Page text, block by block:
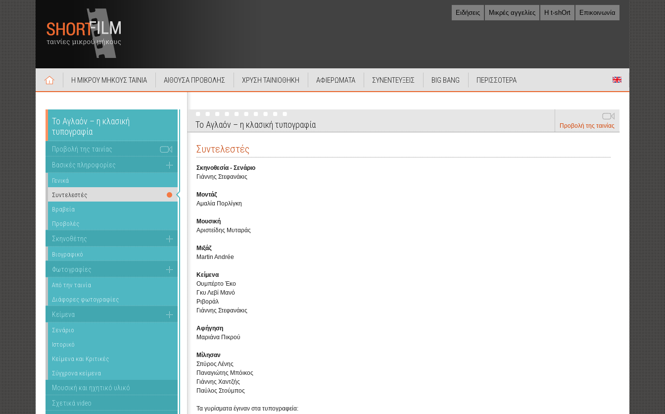
Ειδήσεις Μικρές αγγελίες Η t-shOrt Επικοινωνία
Η ΜΙΚΡΟΥ ΜΗΚΟΥΣ ΤΑΙΝΙΑ ΑΙΘΟΥΣΑ ΠΡΟΒΟΛΗΣ ΧΡΥΣΗ ΤΑΙΝΙΟΘΗΚΗ ΑΦΙΕΡΩΜΑΤΑ ΣΥΝΕΝΤΕΥΞΕΙΣ BIG BANG ΠΕΡΙΣΣΟΤΕΡΑ
Το Αγλαόν – η κλασική
τυπογραφία
Προβολή της ταινίας
Βασικές πληροφορίες
Γενικά
Συντελεστές
Βραβεία
Προβολές
Σκηνοθέτης
Βιογραφικό
Φωτογραφίες
Από την ταινία
Διάφορες φωτογραφίες
Κείμενα
Σενάριο
Ιστορικό
Κείμενα και Κριτικές
Σύγχρονα κείμενα
Μουσική και ηχητικό υλικό
Σχετικά video
Προβολή της ταινίας
Το Αγλαόν – η κλασική τυπογραφία
Συντελεστές
Σκηνοθεσία - Σενάριο
Γιάννης Στεφανάκις
Μοντάζ
Αμαλία Πορλίγκη
Μουσική
Αριστείδης Μυταράς
Μιξάζ
Martin Andrée
Κείμενα
Ουμπέρτο Έκο
Γκυ Λεβί Μανό
Ριβοράλ
Γιάννης Στεφανάκις
Αφήγηση
Μαριάνα Πικρού
Μίλησαν
Σπύρος Λένης
Παναγιώτης Μπόικος
Γιάννης Χαντζής
Παύλος Στούμπος
Τα γυρίσματα έγιναν στα τυπογραφεία: